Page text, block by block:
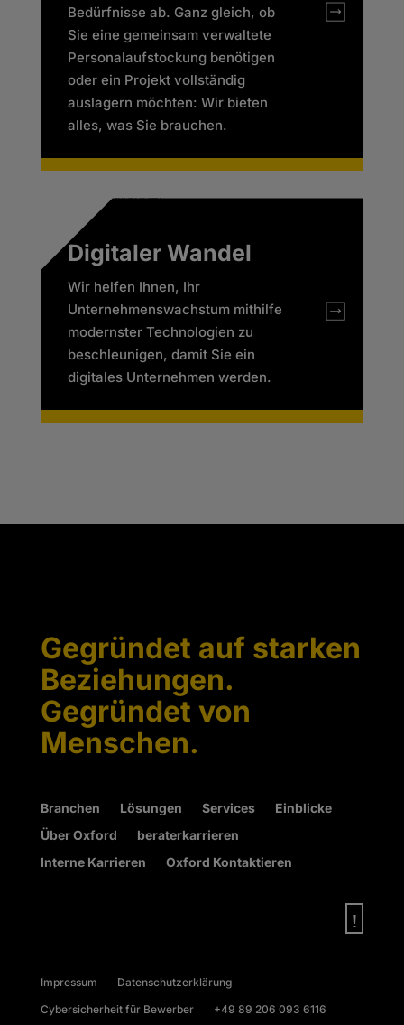
Bedürfnisse ab. Ganz gleich, ob
Sie eine gemeinsam verwaltete
Personalaufstockung benötigen
oder ein Projekt vollständig
auslagern möchten: Wir bieten
alles, was Sie brauchen.
Digitaler Wandel
Wir helfen Ihnen, Ihr
Unternehmenswachstum mithilfe
modernster Technologien zu
beschleunigen, damit Sie ein
digitales Unternehmen werden.
Gegründet auf starken
Beziehungen.
Gegründet von
Menschen.
Branchen Lösungen Services
Einblicke
Über Oxford
beraterkarrieren
Interne Karrieren
Oxford Kontaktieren
!
Impressum
Datenschutzerklärung
Cybersicherheit für Bewerber
+49 89 206 093 6116